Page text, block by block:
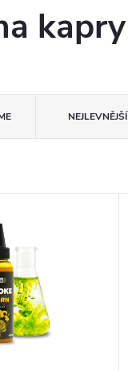
kapry
NEJLEVNĚJŠÍ